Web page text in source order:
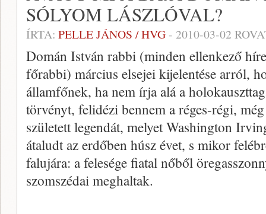
SÓLYOM LÁSZLÓVAL?
ÍRTA: PELLE JÁNOS / HVG- 2010-03-02
Domán István rabbi (minden ellenkező
főrabbi) március elsejei kijelentése arról,
államfőnek, ha nem írja alá a
törvényt, felidézi bennem a réges-régi,
született legendát, melyet Washington
átaludt az erdőben húsz évet, s mikor
falujára: a felesége fiatal nőből
szomszédai meghaltak.